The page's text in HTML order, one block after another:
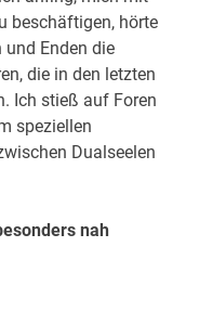
beschäftigen, hörte
Enden die
die in den letzten
Ich stieß auf Foren
speziellen
Dualseelen
nah